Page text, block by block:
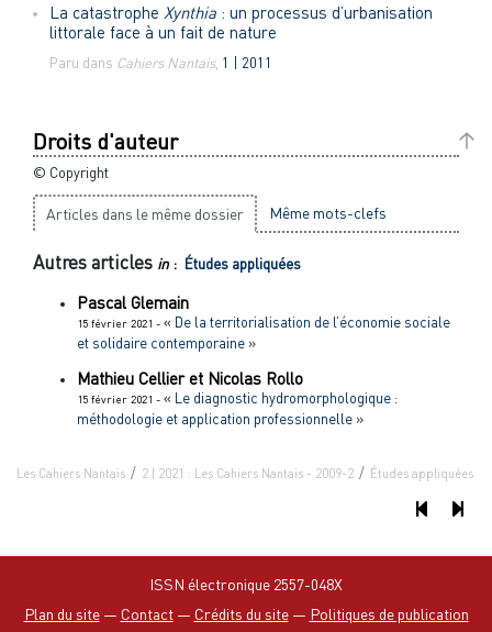
La catastrophe Xynthia : un processus d’urbanisation
littorale face à un fait de nature
Paru dans Cahiers Nantais, 1 | 2011
Droits d'auteur
© Copyright
Articles dans le même dossier Même mots-clefs
Autres articles in: Études appliquées
Pascal Glemain
15 février 2021 - « De la territorialisation de l’économie sociale
et solidaire contemporaine »
Mathieu Cellieret Nicolas Rollo
15 février 2021 - « Le diagnostic hydromorphologique :
méthodologie et application professionnelle »
Les Cahiers Nantais 2 | 2021 : Les Cahiers Nantais - 2009-2 Études appliquées
ISSN électronique 2557-048X
Plan du site— Contact— Crédits du site— Politiques de publication